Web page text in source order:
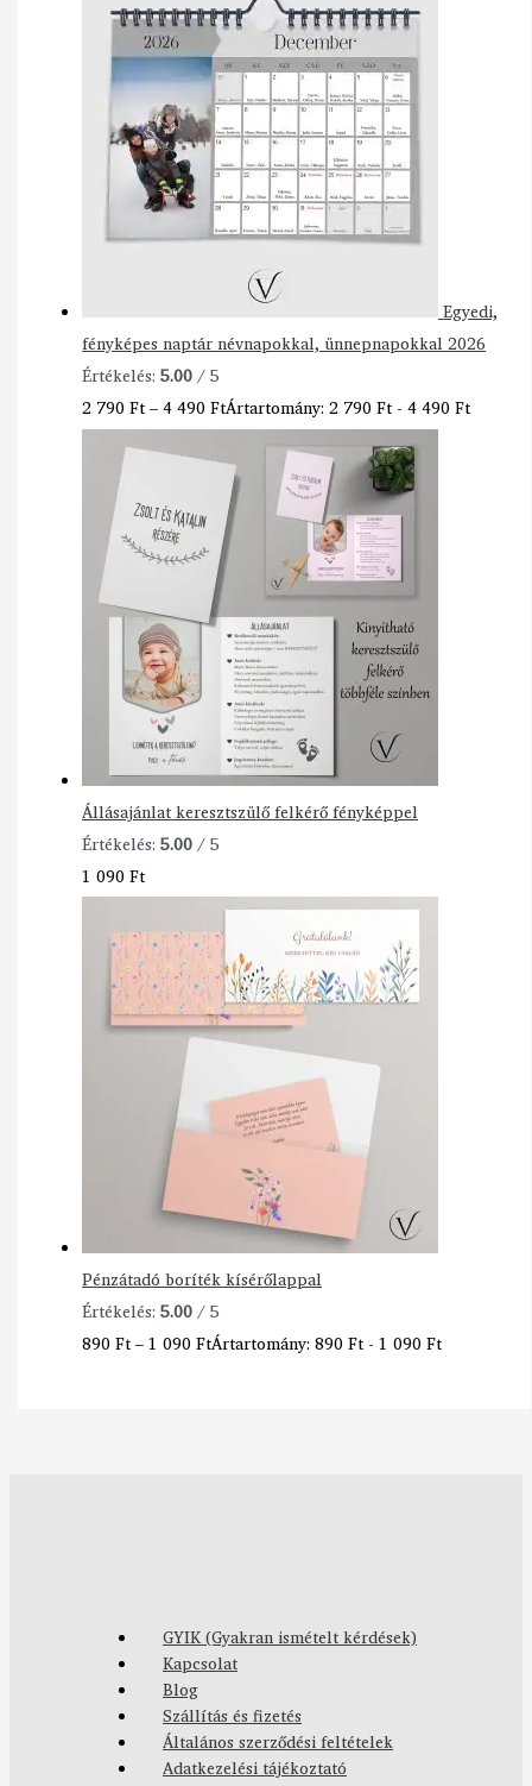
Egyedi,
fényképes naptár névnapokkal, ünnepnapokkal 2026
Értékelés:5.00/ 5
2 790Ft–4 490FtÁrtartomány: 2 790 Ft - 4 490 Ft
Állásajánlat keresztszülő felkérő fényképpel
Értékelés:5.00/ 5
1 090Ft
Pénzátadó boríték kísérőlappal
Értékelés:5.00/ 5
890Ft–1 090FtÁrtartomány: 890 Ft - 1 090 Ft
GYIK (Gyakran ismételt kérdések)
Kapcsolat
Blog
Szállítás és fizetés
Általános szerződési feltételek
Adatkezelési tájékoztató